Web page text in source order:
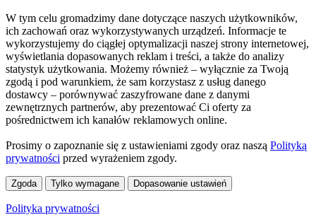
W tym celu gromadzimy dane dotyczące naszych użytkowników,
ich zachowań oraz wykorzystywanych urządzeń. Informacje te
wykorzystujemy do ciągłej optymalizacji naszej strony internetowej,
wyświetlania dopasowanych reklam i treści, a także do analizy
statystyk użytkowania. Możemy również – wyłącznie za Twoją
zgodą i pod warunkiem, że sam korzystasz z usług danego
dostawcy – porównywać zaszyfrowane dane z danymi
zewnętrznych partnerów, aby prezentować Ci oferty za
pośrednictwem ich kanałów reklamowych online.
Prosimy o zapoznanie się z ustawieniami zgody oraz naszą Polityką
prywatności przed wyrażeniem zgody.
Zgoda Tylko wymagane Dopasowanie ustawień
Polityka prywatności